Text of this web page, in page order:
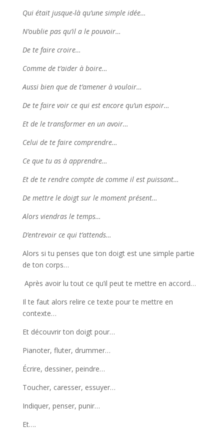
Qui était jusque-là qu’une simple idée…
N’oublie pas qu’il a le pouvoir…
De te faire croire…
Comme de t’aider à boire…
Aussi bien que de t’amener à vouloir…
De te faire voir ce qui est encore qu’un espoir…
Et de le transformer en un avoir…
Celui de te faire comprendre…
Ce que tu as à apprendre…
Et de te rendre compte de comme il est puissant…
De mettre le doigt sur le moment présent…
Alors viendras le temps…
D’entrevoir ce qui t’attends…
Alors si tu penses que ton doigt est une simple partie
de ton corps…
Après avoir lu tout ce qu’il peut te mettre en accord…
Il te faut alors relire ce texte pour te mettre en
contexte…
Et découvrir ton doigt pour…
Pianoter, fluter, drummer…
Écrire, dessiner, peindre…
Toucher, caresser, essuyer…
Indiquer, penser, punir…
Et….